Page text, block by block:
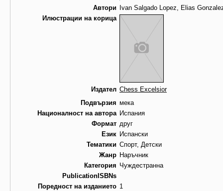
Автори
Ivan Salgado Lopez, Elias
Илюстрации на корица
Издател Chess Excelsior
Подвързия мека
Националност на автора Испания
Формат друг
Език Испански
Тематики Спорт, Детски
Жанр Наръчник
Категория Чуждестранна
PublicationISBNs
Поредност на изданието 1